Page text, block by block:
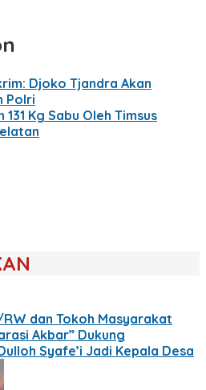
Djoko Tjandra Akan
Polri
Kg Sabu Oleh Timsus
dan Tokoh Masyarakat
Akbar” Dukung
Syafe’i Jadi Kepala Desa